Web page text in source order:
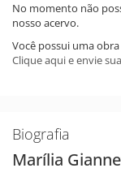
No momento não
nosso acervo.
Você possui uma
Clique aqui e envie
Biografia
Marília